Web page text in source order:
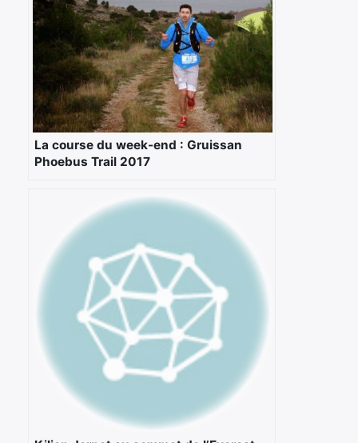
La course du week-end : Gruissan
Phoebus Trail 2017